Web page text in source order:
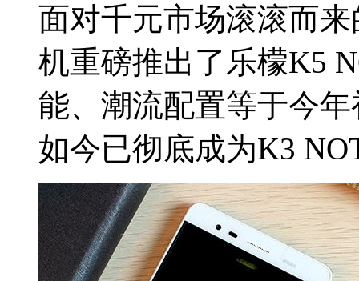
面对千元市场滚滚而
机重磅推出了乐檬K5
能、潮流配置等于今
如今已彻底成为K3